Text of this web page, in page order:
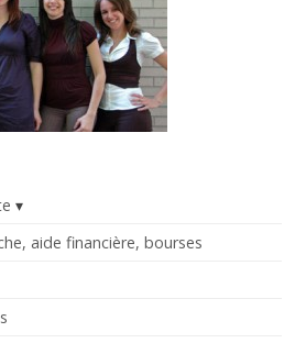
aide financière, bourses